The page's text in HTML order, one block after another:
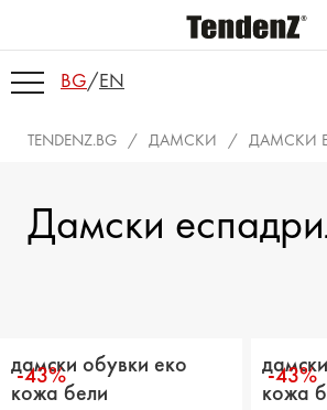
BG/EN
TENDENZ.BG ДАМСКИ ДАМСКИ
Дамски
-43%
дамски обувки еко
кожа бели
-43%
кожа